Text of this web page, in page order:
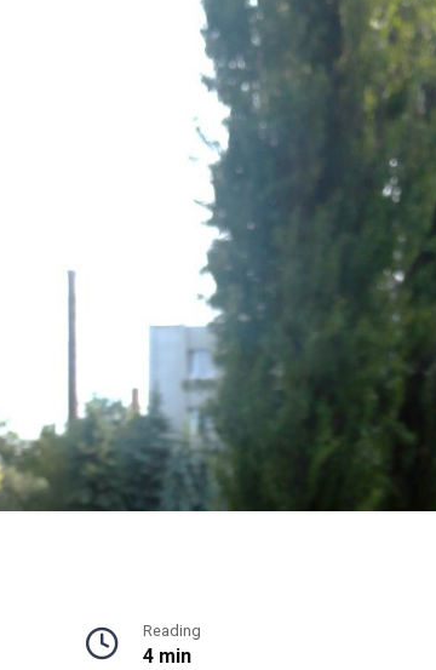
Reading
4 min